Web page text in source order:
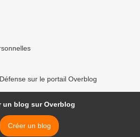
sur le portail Overblog
un blog sur Overblog
Créer un blog